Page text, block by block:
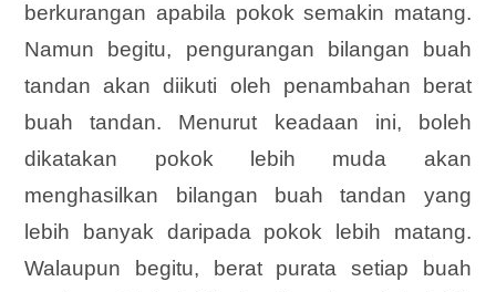
berkurangan apabila pokok semakin matang.
Namun begitu, pengurangan bilangan buah
tandan akan diikuti oleh penambahan berat
buah tandan. Menurut keadaan ini, boleh
dikatakan pokok lebih muda akan
menghasilkan bilangan buah tandan yang
lebih banyak daripada pokok lebih matang.
Walaupun begitu, berat purata setiap buah